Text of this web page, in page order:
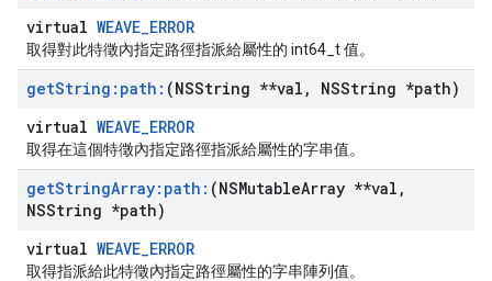
virtual WEAVE_ERROR
取得對此特徵內指定路徑指派給屬性的 int64_t 值。
getString:path: (NSString **val ,
NSString *path)
virtual WEAVE_ERROR
取得在這個特徵內指定路徑指派給屬性的字串值。
getStringArray:path: (NSMutableArray **val ,
NSString *path)
virtual WEAVE_ERROR
取得指派給此特徵內指定路徑屬性的字串陣列值。